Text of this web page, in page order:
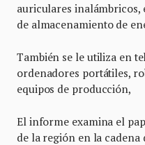
auriculares inalámbricos,
de almacenamiento de
También se le utiliza en
ordenadores portátiles,
equipos de producción,
El informe examina el
de la región en la